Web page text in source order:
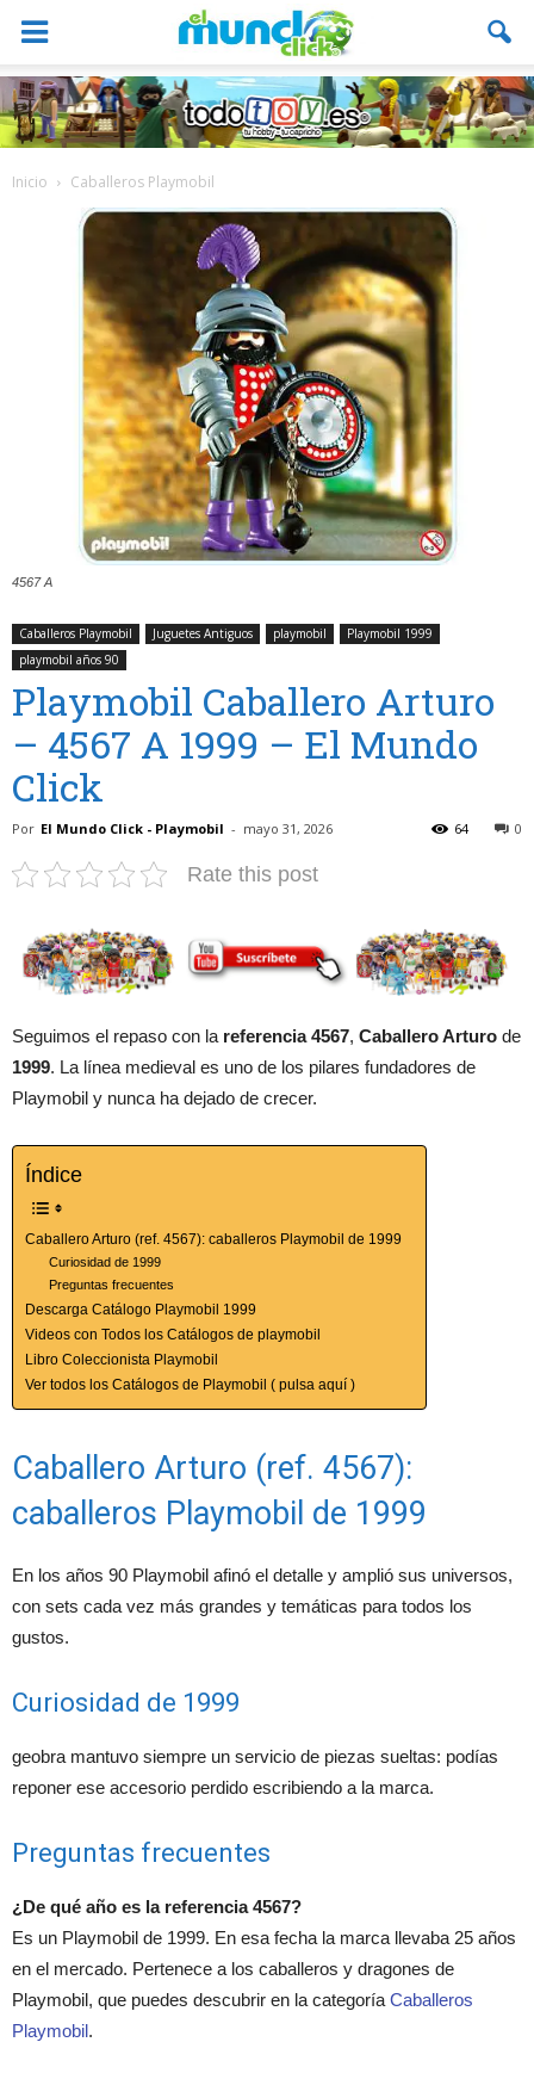
Inicio Caballeros Playmobil
4567 A
Caballeros Playmobil Juguetes Antiguos playmobil
Playmobil 1999
playmobil años 90
Playmobil Caballero Arturo
– 4567 A 1999 – El Mundo
Click
Por El Mundo Click - Playmobil - mayo 31, 2026 0
64
Rate this post
Seguimos el repaso con la referencia 4567, Caballero Arturo de
1999. La línea medieval es uno de los pilares fundadores de
Playmobil y nunca ha dejado de crecer.
Índice
Caballero Arturo (ref. 4567): caballeros Playmobil de 1999
Curiosidad de 1999
Preguntas frecuentes
Descarga Catálogo Playmobil 1999
Videos con Todos los Catálogos de playmobil
Libro Coleccionista Playmobil
Ver todos los Catálogos de Playmobil ( pulsa aquí )
Caballero Arturo (ref. 4567):
caballeros Playmobil de 1999
En los años 90 Playmobil afinó el detalle y amplió sus universos,
con sets cada vez más grandes y temáticas para todos los
gustos.
Curiosidad de 1999
geobra mantuvo siempre un servicio de piezas sueltas: podías
reponer ese accesorio perdido escribiendo a la marca.
Preguntas frecuentes
¿De qué año es la referencia 4567?
Es un Playmobil de 1999. En esa fecha la marca llevaba 25 años
en el mercado. Pertenece a los caballeros y dragones de
Playmobil, que puedes descubrir en la categoría Caballeros
Playmobil.